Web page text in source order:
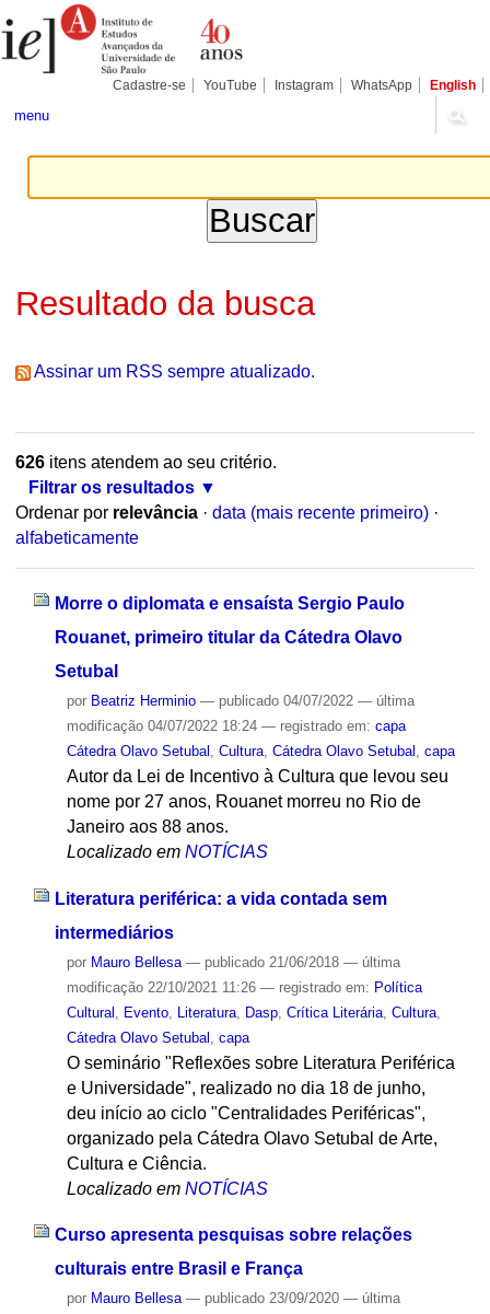
para
conteúdo.
Pessoais
Cadastre-se YouTube Instagram WhatsApp English
menu
Resultado da busca
Assinar um RSS sempre atualizado.
626itens atendem ao seu critério.
Filtrar os resultados
Ordenar por relevância · data (mais recente primeiro) ·
alfabeticamente
Morre o diplomata e ensaísta Sergio Paulo
Rouanet, primeiro titular da Cátedra Olavo
Setubal
por Beatriz Herminio — publicado04/07/2022 — última
modificação04/07/2022 18:24 — registrado em: capa
Cátedra Olavo Setubal
Cultura, Cátedra Olavo Setubal capa
Autor da Lei de Incentivo à Cultura que levou seu
nome por 27 anos, Rouanet morreu no Rio de
Janeiro aos 88 anos.
Localizado em NOTÍCIAS
Literatura periférica: a vida contada sem
intermediários
por Mauro Bellesa — publicado21/06/2018 — última
modificação22/10/2021 11:26 — registrado em: Política
Cultural
Evento, Literatura, Dasp, Crítica Literária, Cultura,
Cátedra Olavo Setubal capa
O seminário "Reflexões sobre Literatura Periférica
e Universidade", realizado no dia 18 de junho,
deu início ao ciclo "Centralidades Periféricas",
organizado pela Cátedra Olavo Setubal de Arte,
Cultura e Ciência.
Localizado em NOTÍCIAS
Curso apresenta pesquisas sobre relações
culturais entre Brasil e França
por Mauro Bellesa — publicado23/09/2020 — última